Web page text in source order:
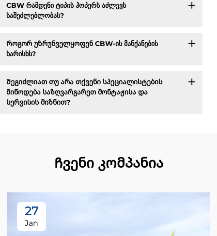
CBW რამდენი ტიპის ჰოპერს აძლევს
საშეძლებლობას?
Როგორ უზრუნველყოფენ CBW-ის მანქანების
ხარისხს?
Შეგიძლიათ თუ არა თქვენი სპეციალისტების
მიწოდება საზღვარგარეთ მონტაჟისა და
სერვისის მიზნით?
Ჩვენი კომპანია
27
Jan